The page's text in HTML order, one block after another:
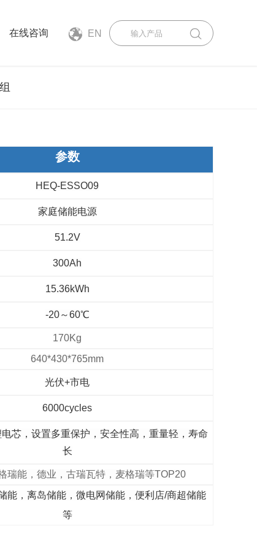
在线咨询 EN
参数
HEQ-ESSO09
家庭储能电源
51.2V
300Ah
15.36kWh
-20～60℃
170Kg
640*430*765mm
光伏+市电
6000cycles
芯，设置多重保护，安全性高，重量轻，寿命
长
瑞能，德业，古瑞瓦特，麦格瑞等TOP20
能，离岛储能，微电网储能，便利店/商超储能
等